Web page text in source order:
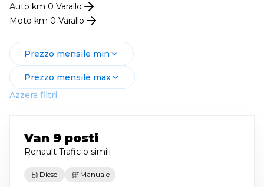
Auto km 0 Varallo
Moto km 0 Varallo
Prezzo mensile min
Prezzo mensile max
Azzera filtri
Van 9 posti
Renault Trafic o simili
Diesel Manuale